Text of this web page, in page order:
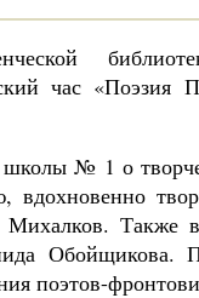
час
№ 1 о
Также
Обойщикова.
поэтов-